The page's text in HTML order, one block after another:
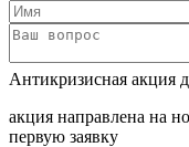
Антикризисная акция
акция направлена на
первую заявку